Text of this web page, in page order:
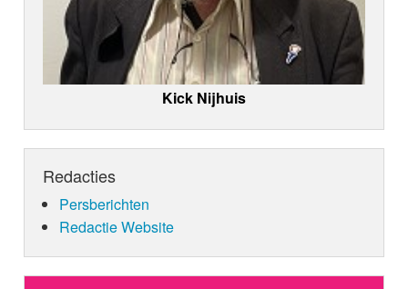
Kick Nijhuis
Redacties
Persberichten
Redactie Website